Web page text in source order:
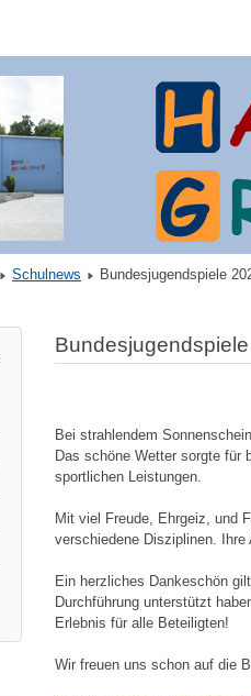
Schulnews Bundesjugendspiele
Bei strahlendem
Das schöne Wetter sorgte für
sportlichen Leistungen.
Mit viel Freude, Ehrgeiz, und
verschiedene Disziplinen. Ihre
Ein herzliches Dankeschön
Durchführung unterstützt
Erlebnis für alle Beteiligten!
Wir freuen uns schon auf die